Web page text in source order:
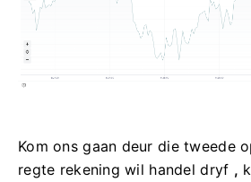
Kom ons gaan deur die tweede
regte rekening wil handel dryf ,